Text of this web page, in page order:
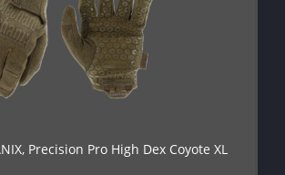
Precision Pro High Dex Coyote XL